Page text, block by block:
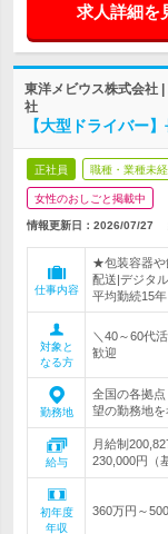
求人詳細を
東洋メビウス株式会社
社
【大型ドライバー
正社員 職種・業種未
女性のおしごと掲載中
情報更新日：2026/07/27
仕事内容
★包装容器や
配送|デジタ
平均勤続15年
対象と
なる方
＼40～60代
歓迎
勤務地
全国の各拠
望の勤務地
給与
月給制
230,000円（
初年度
年収
360万円～